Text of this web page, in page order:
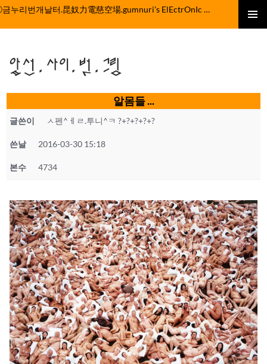
컨
뛰
기
ⓒ금누리번개날터.昆奴力電慈空場.gumnuri's ElEctrOnIc fActOrY
앞선.사이.벗.그림
알몸들 ...
글쓴이 ㅅ펜^ㅔㄹ.투니^ㅋ ?+?+?+?+?
쓴날 2016-03-30 15:18
본수 4734